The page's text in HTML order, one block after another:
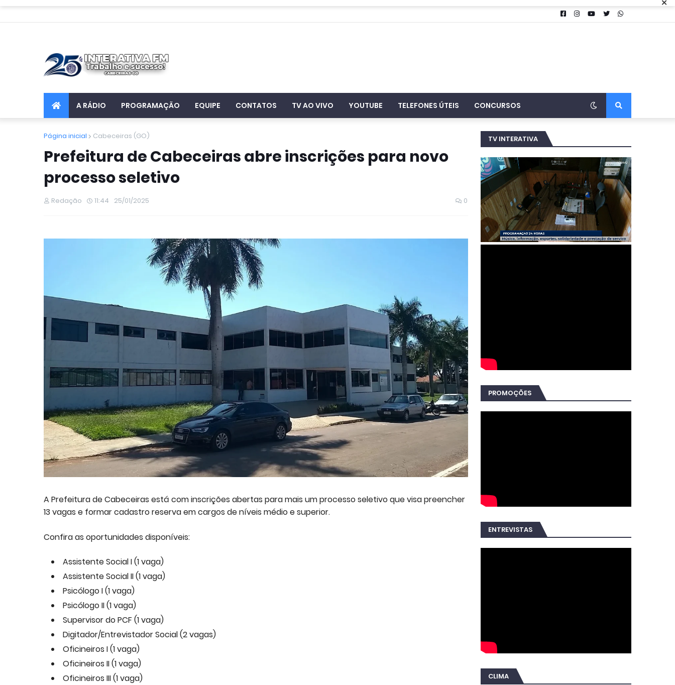
A RÁDIO PROGRAMAÇÃO EQUIPE CONTATOS TV AO VIVO YOUTUBE TELEFONES ÚTEIS CONCURSOS
Página inicial Cabeceiras (GO)
Prefeitura de Cabeceiras abre inscrições para novo
processo seletivo
Redação 11:44 25/01/2025 0
A Prefeitura de Cabeceiras está com inscrições abertas para mais um processo seletivo que visa preencher
13 vagas e formar cadastro reserva em cargos de níveis médio e superior.
Confira as oportunidades disponíveis:
Assistente Social I (1 vaga)
Assistente Social II (1 vaga)
Psicólogo I (1 vaga)
Psicólogo II (1 vaga)
Supervisor do PCF (1 vaga)
Digitador/Entrevistador Social (2 vagas)
Oficineiros I (1 vaga)
Oficineiros II (1 vaga)
Oficineiros III (1 vaga)
TV INTERATIVA
PROMOÇÕES
ENTREVISTAS
CLIMA